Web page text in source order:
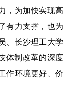
，为加快实现高
有力支撑，也为
、长沙理工大学
体制改革的深度
作环境更好、价